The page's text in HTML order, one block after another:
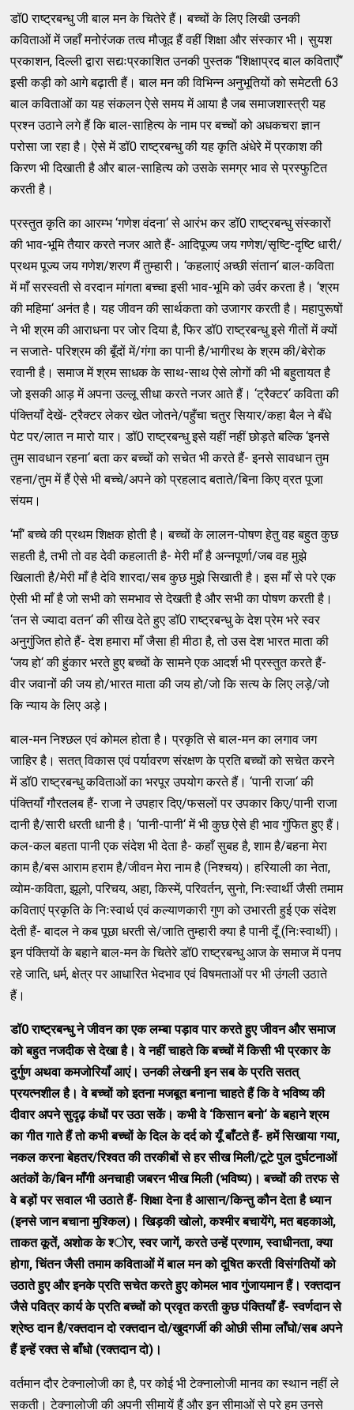
डॉ0 राष्‍ट्रबन्‍धु जी बाल मन के चितेरे हैं। बच्‍चों के लिए लिखी उनकी
कविताओं में जहाँ मनोरंजक तत्‍व मौजूद हैं वहीं शिक्षा और संस्‍कार भी। सुयश
प्रकाशन, दिल्‍ली द्वारा सद्यःप्रकाशित उनकी पुस्‍तक ‘‘शिक्षाप्रद बाल कविताएँ‘‘
इसी कड़ी को आगे बढ़ाती हैं। बाल मन की विभिन्‍न अनुभूतियों को समेटती 63
बाल कविताओं का यह संकलन ऐसे समय में आया है जब समाजशास्‍त्री यह
प्रश्‍न उठाने लगे हैं कि बाल-साहित्‍य के नाम पर बच्‍चों को अधकचरा ज्ञान
परोसा जा रहा है। ऐसे में डॉ0 राष्‍ट्रबन्‍धु की यह कृति अंधेरे में प्रकाश की
किरण भी दिखाती है और बाल-साहित्‍य को उसके समग्र भाव से प्रस्‍फुटित
करती है।
प्रस्‍तुत कृति का आरम्‍भ ‘गणेश वंदना‘ से आरंभ कर डॉ0 राष्‍ट्रबन्‍धु संस्‍कारों
की भाव-भूमि तैयार करते नजर आते हैं- आदिपूज्‍य जय गणेश/सृष्‍टि-दृष्‍टि धारी/
प्रथम पूज्‍य जय गणेश/शरण मैं तुम्‍हारी। ‘कहलाएं अच्‍छी संतान‘ बाल-कविता
में माँ सरस्‍वती से वरदान मांगता बच्‍चा इसी भाव-भूमि को उर्वर करता है। ‘श्रम
की महिमा‘ अनंत है। यह जीवन की सार्थकता को उजागर करती है। महापुरूषों
ने भी श्रम की आराधना पर जोर दिया है, फिर डॉ0 राष्‍ट्रबन्‍धु इसे गीतों में क्‍यों
न सजाते- परिश्रम की बूँदों में/गंगा का पानी है/भागीरथ के श्रम की/बेरोक
रवानी है। समाज में श्रम साधक के साथ-साथ ऐसे लोगों की भी बहुतायत है
जो इसकी आड़ में अपना उल्‍लू सीधा करते नजर आते हैं। ‘ट्रैक्‍टर‘ कविता की
पंक्‍तियाँ देखें- ट्रैक्‍टर लेकर खेत जोतने/पहुँचा चतुर सियार/कहा बैल ने बँधे
पेट पर/लात न मारो यार। डॉ0 राष्‍ट्रबन्‍धु इसे यहीं नहीं छोड़ते बल्‍कि ‘इनसे
तुम सावधान रहना‘ बता कर बच्‍चों को सचेत भी करते हैं- इनसे सावधान तुम
रहना/तुम में हैं ऐसे भी बच्‍चे/अपने को प्रहलाद बताते/बिना किए व्रत पूजा
संयम।
‘माँ‘ बच्‍चे की प्रथम शिक्षक होती है। बच्‍चों के लालन-पोषण हेतु वह बहुत कुछ
सहती है, तभी तो वह देवी कहलाती है- मेरी माँ है अन्‍नपूर्णा/जब वह मुझे
खिलाती है/मेरी माँ है देवि शारदा/सब कुछ मुझे सिखाती है। इस माँ से परे एक
ऐसी भी माँ है जो सभी को समभाव से देखती है और सभी का पोषण करती है।
‘तन से ज्‍यादा वतन‘ की सीख देते हुए डॉ0 राष्‍ट्रबन्‍धु के देश प्रेम भरे स्‍वर
अनुगुंजित होते हैं- देश हमारा माँ जैसा ही मीठा है, तो उस देश भारत माता की
‘जय हो‘ की हुंकार भरते हुए बच्‍चों के सामने एक आदर्श भी प्रस्‍तुत करते हैं-
वीर जवानों की जय हो/भारत माता की जय हो/जो कि सत्‍य के लिए लड़े/जो
कि न्‍याय के लिए अड़े।
बाल-मन निश्‍छल एवं कोमल होता है। प्रकृति से बाल-मन का लगाव जग
जाहिर है। सतत्‌ विकास एवं पर्यावरण संरक्षण के प्रति बच्‍चों को सचेत करने
में डॉ0 राष्‍ट्रबन्‍धु कविताओं का भरपूर उपयोग करते हैं। ‘पानी राजा‘ की
पंक्‍तियाँ गौरतलब हैं- राजा ने उपहार दिए/फसलों पर उपकार किए/पानी राजा
दानी है/सारी धरती धानी है। ‘पानी-पानी‘ में भी कुछ ऐसे ही भाव गुंफित हुए हैं।
कल-कल बहता पानी एक संदेश भी देता है- कहाँ सुबह है, शाम है/बहना मेरा
काम है/बस आराम हराम है/जीवन मेरा नाम है (निश्‍चय)। हरियाली का नेता,
व्‍योम-कविता, झूलो, परिचय, अहा, किस्‍में, परिवर्तन, सुनो, निःस्‍वार्थी जैसी तमाम
कविताएं प्रकृति के निःस्‍वार्थ एवं कल्‍याणकारी गुण को उभारती हुई एक संदेश
देती हैं- बादल ने कब पूछा धरती से/जाति तुम्‍हारी क्‍या है पानी दूँ (निःस्‍वार्थी)।
इन पंक्‍तियों के बहाने बाल-मन के चितेरे डॉ0 राष्‍ट्रबन्‍धु आज के समाज में पनप
रहे जाति, धर्म, क्षेत्र पर आधारित भेदभाव एवं विषमताओं पर भी उंगली उठाते
हैं।
डॉ0राष्‍ट्रबन्‍धु ने जीवन का एक लम्‍बा पड़ाव पार करते हुए जीवन और समाज
को बहुत नजदीक से देखा है। वे नहीं चाहते कि बच्‍चों में किसी भी प्रकार के
दुर्गुण अथवा कमजोरियाँ आएं। उनकी लेखनी इन सब के प्रति सतत्‌
प्रयत्‍नशील है। वे बच्‍चों को इतना मजबूत बनाना चाहते हैं कि वे भविष्‍य की
दीवार अपने सुदृढ़ कंधों पर उठा सकें। कभी वे ‘किसान बनो‘के बहाने श्रम
का गीत गाते हैं तो कभी बच्‍चों के दिल के दर्द को यूँ बांँटते हैं- हमें सिखाया गया,
नकल करना बेहतर/रिश्‍वत की तरकीबों से हर सीख मिली/टूटे पुल दुर्घटनाओं
अतंकों के/बिन माँगी अनचाही जबरन भीख मिली (भविष्‍य)। बच्‍चों की तरफ से
वे बड़ों पर सवाल भी उठाते हैं- शिक्षा देना है आसान/किन्‍तु कौन देता है ध्‍यान
(इनसे जान बचाना मुश्‍किल)। खिड़की खोलो,कश्‍मीर बचायेंगे,मत बहकाओ,
ताकत कूतें,अशोक के श्‍ोर,स्‍वर जागें,करते उन्‍हें प्रणाम,स्‍वाधीनता,क्‍या
होगा,चिंतन जैसी तमाम कविताओं में बाल मन को दूषित करती विसंगतियों को
उठाते हुए और इनके प्रति सचेत करते हुए कोमल भाव गुंजायमान हैं। रक्‍तदान
जैसे पवित्र कार्य के प्रति बच्‍चों को प्रवृत करती कुछ पंक्‍तियाँ हैं- स्‍वर्णदान से
श्रेष्‍ठ दान है/रक्‍तदान दो रक्‍तदान दो/खुदगर्जी की ओछी सीमा लाँघो/सब अपने
हैं इन्‍हें रक्‍त से बाँधो (रक्‍तदान दो)।
वर्तमान दौर टेक्‍नालोजी का है, पर कोई भी टेक्‍नालोजी मानव का स्‍थान नहीं ले
सकती। टेक्‍नालोजी की अपनी सीमायें हैं और इन सीमाओं से परे हम उनसे